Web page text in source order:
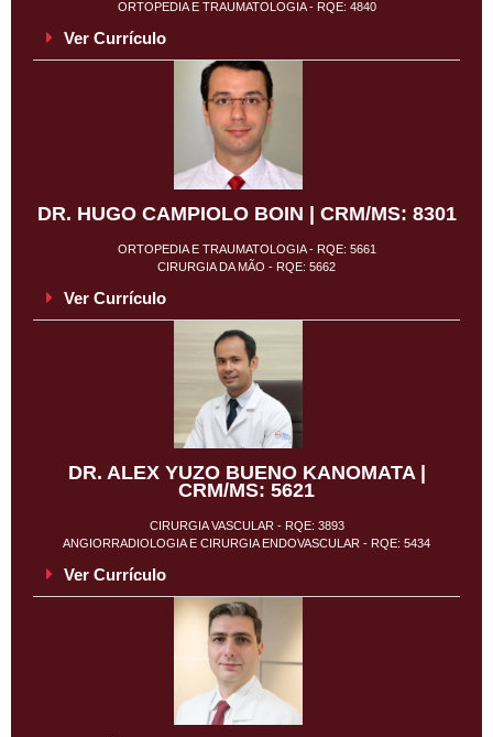
ORTOPEDIA E TRAUMATOLOGIA - RQE: 4840
Ver Currículo
DR. HUGO CAMPIOLO BOIN | CRM/MS: 8301
ORTOPEDIA E TRAUMATOLOGIA - RQE: 5661
CIRURGIA DA MÃO - RQE: 5662
Ver Currículo
DR. ALEX YUZO BUENO KANOMATA |
CRM/MS: 5621
CIRURGIA VASCULAR - RQE: 3893
ANGIORRADIOLOGIA E CIRURGIA ENDOVASCULAR - RQE: 5434
Ver Currículo